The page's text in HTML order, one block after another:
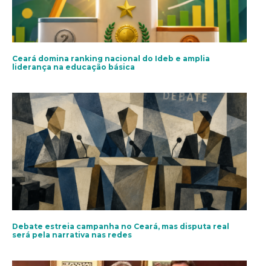
Ceará domina ranking nacional do Ideb e amplia
liderança na educação básica
Debate estreia campanha no Ceará, mas disputa real
será pela narrativa nas redes